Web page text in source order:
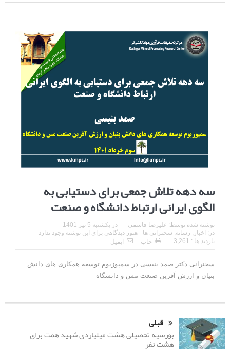
سه دهه تلاش جمعی برای دستیابی به
الگوی ایرانی ارتباط دانشگاه و صنعت
نوشته شده توسط: علیرضا قاسمی در یکشنبه 5 تیر 1401
در: اخبار , رسانه, سخنرانی ها
هنوز دیدگاهی برای این نوشته وجود ندارد
بازدید ها : 3,261
چاپ ایمیل
سخنرانی دکتر صمد بنیسی در سمپوزیوم توسعه همکاری های دانش
بنیان و ارزش آفرین صنعت مس و دانشگاه
قبلی
بورسیه تحصیلی هشت میلیاردی شهید همت برای
هشت نفر